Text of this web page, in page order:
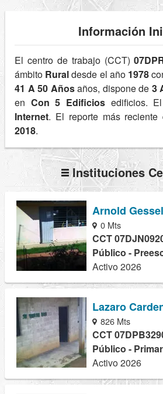
Información
El centro de trabajo (CCT)
ámbito Ruraldesde el año 1978
41 A 50 Añosaños, dispone de 3
en Con 5 Edificiosedificios. El
Internet. El reporte más reciente
2018.
Instituciones
Arnold
0 Mts
CCT
Público -
Activo 2026
Lazaro
826 Mts
CCT
Público -
Activo 2026